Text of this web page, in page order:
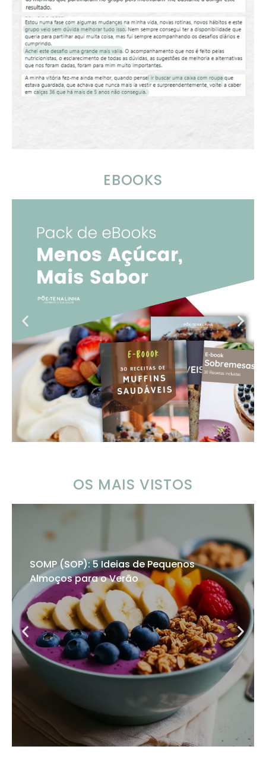
EBOOKS
OS MAIS VISTOS
SOMP (SOP): 5 Ideias de Pequenos
Almoços para o Verão